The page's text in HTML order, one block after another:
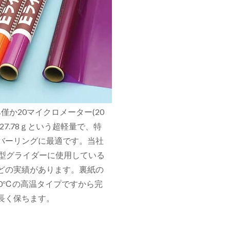
か20マイクロメーター(20
ｇという超軽量で、特
ーリングに最適です。当社
グライダーに使用している
の実績があります。裏紙の
の高温タイプですから完
保ちます。